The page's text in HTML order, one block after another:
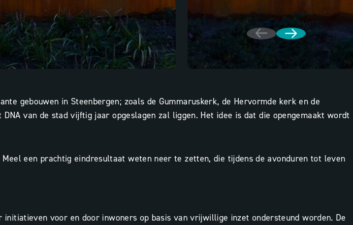
gebouwen in Steenbergen; zoals de Gummaruskerk, de Hervormde kerk en de
van de stad vijftig jaar opgeslagen zal liggen. Het idee is dat die opengemaakt wordt
een prachtig eindresultaat weten neer te zetten, die tijdens de avonduren tot leven
voor en door inwoners op basis van vrijwillige inzet ondersteund worden. De